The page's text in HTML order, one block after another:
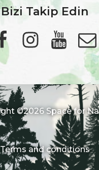
Bizi Takip Edin
©2026 Space for
Terms and conditions